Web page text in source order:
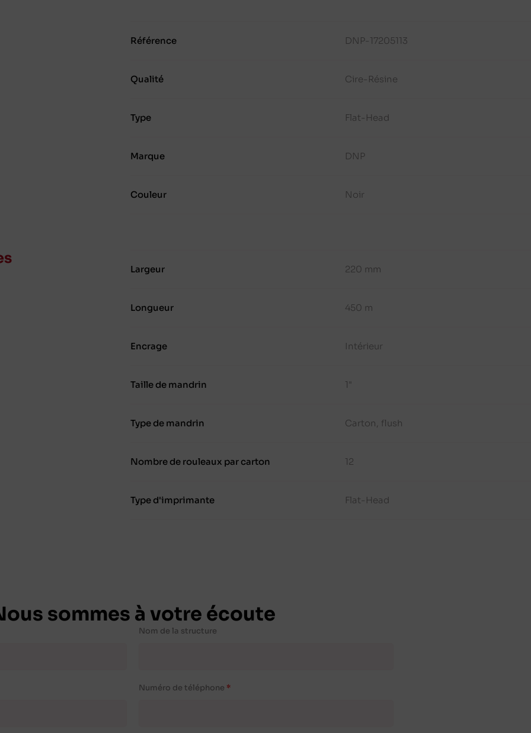
Référence DNP-17205113
Qualité Cire-Résine
Type Flat-Head
Marque DNP
Couleur Noir
Largeur 220 mm
Longueur 450 m
Encrage Intérieur
Taille de mandrin 1"
Type de mandrin Carton, flush
Nombre de rouleaux par carton 12
Type d'imprimante Flat-Head
sommes à votre écoute
Nom de la structure
Numéro de téléphone